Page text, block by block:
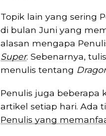
Topik lain yang sering
di bulan Juni yang
alasan mengapa
Super. Sebenarnya,
menulis tentang
Penulis juga beberapa
artikel setiap hari. Ada
Penulis yang